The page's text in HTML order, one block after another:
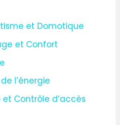
et Domotique
et Confort
l’énergie
et Contrôle d’accès